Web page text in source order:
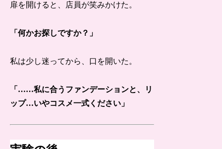
扉を開けると、店員が笑みかけた。
「何かお探しですか？」
私は少し迷ってから、口を開いた。
「……私に合うファンデーションと、リ
ップ…いやコスメ一式ください」